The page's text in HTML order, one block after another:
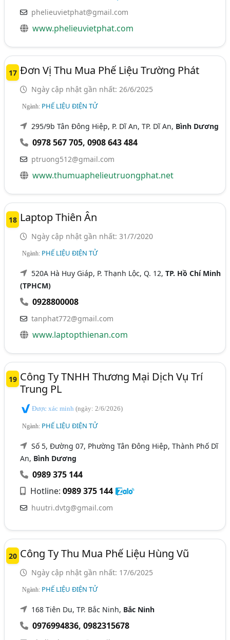
phelieuvietphat@gmail.com
www.phelieuvietphat.com
17 Đơn Vị Thu Mua Phế Liệu Trường Phát
Ngày cập nhật gần nhất: 26/6/2025
Ngành: PHẾ LIỆU ĐIỆN TỬ
295/9b Tân Đông Hiệp, P. Dĩ An, TP. Dĩ An, Bình Dương
0978 567 705,0908 643 484
ptruong512@gmail.com
www.thumuaphelieutruongphat.net
18 Laptop Thiên Ân
Ngày cập nhật gần nhất: 31/7/2020
Ngành: PHẾ LIỆU ĐIỆN TỬ
520A Hà Huy Giáp, P. Thạnh Lộc, Q. 12,TP. Hồ Chí Minh
(TPHCM)
0928800008
tanphat772@gmail.com
www.laptopthienan.com
19 Công Ty TNHH Thương Mại Dịch Vụ Trí
Trung PL
Được xác minh(ngày: 2/6/2026)
Ngành: PHẾ LIỆU ĐIỆN TỬ
Số 5, Đường 07, Phường Tân Đông Hiệp, Thành Phố Dĩ
An, Bình Dương
0989 375 144
Hotline:0989 375 144
huutri.dvtg@gmail.com
20 Công Ty Thu Mua Phế Liệu Hùng Vũ
Ngày cập nhật gần nhất: 17/6/2025
Ngành: PHẾ LIỆU ĐIỆN TỬ
168 Tiên Du, TP. Bắc Ninh, Bắc Ninh
0976994836,0982315678